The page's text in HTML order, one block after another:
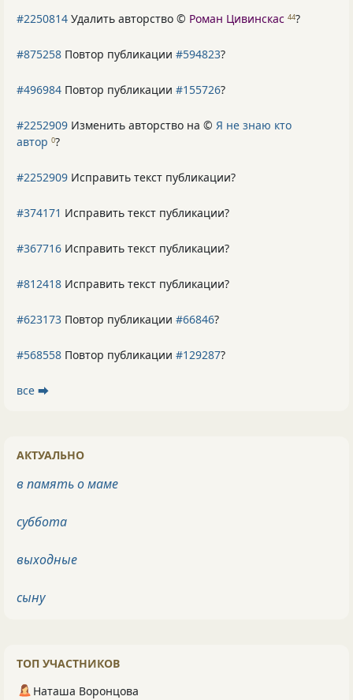
#2250814 Удалить авторство © Роман Цивинскас 44?
#875258 Повтор публикации #594823?
#496984 Повтор публикации #155726?
#2252909 Изменить авторство на © Я не знаю кто
автор 0?
#2252909 Исправить текст публикации?
#374171 Исправить текст публикации?
#367716 Исправить текст публикации?
#812418 Исправить текст публикации?
#623173 Повтор публикации #66846?
#568558 Повтор публикации #129287?
все ⮕
АКТУАЛЬНО
в память о маме
суббота
выходные
сыну
ТОП УЧАСТНИКОВ
Наташа Воронцова